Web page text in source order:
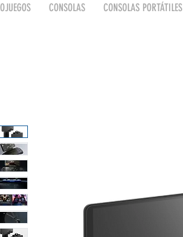
CONSOLAS CONSOLAS PORTÁTILES